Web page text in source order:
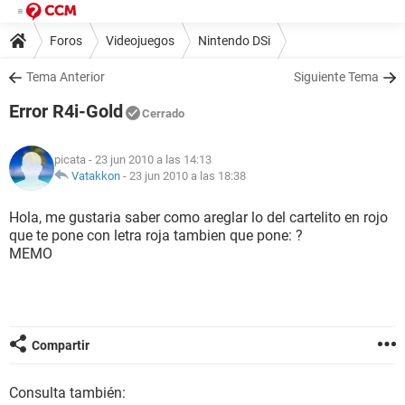
Foros Videojuegos Nintendo DSi
Tema Anterior Siguiente Tema
Error R4i-Gold Cerrado
picata - 23 jun 2010 a las 14:13
Vatakkon - 23 jun 2010 a las 18:38
Hola, me gustaria saber como areglar lo del cartelito en rojo
que te pone con letra roja tambien que pone: ?
MEMO
Compartir
Consulta también: